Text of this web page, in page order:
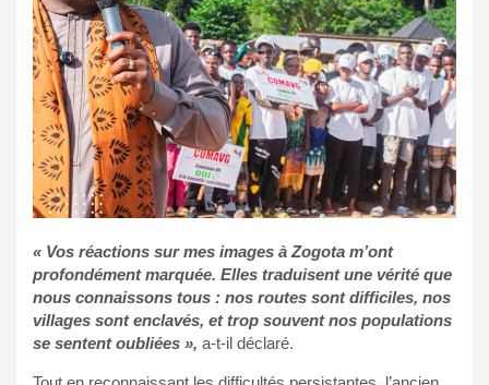
« Vos réactions sur mes images à Zogota m’ont
profondément marquée. Elles traduisent une vérité que
nous connaissons tous : nos routes sont difficiles, nos
villages sont enclavés, et trop souvent nos populations
se sentent oubliées », a-t-il déclaré.